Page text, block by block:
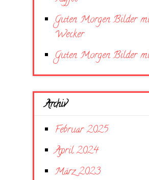
Guten Morgen Bilder
Wecker
Guten Morgen Bilder
Archiv
Februar 2025
April 2024
März 2023